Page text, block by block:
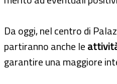
Da oggi, nel centro di
partiranno anche le
garantire una maggiore